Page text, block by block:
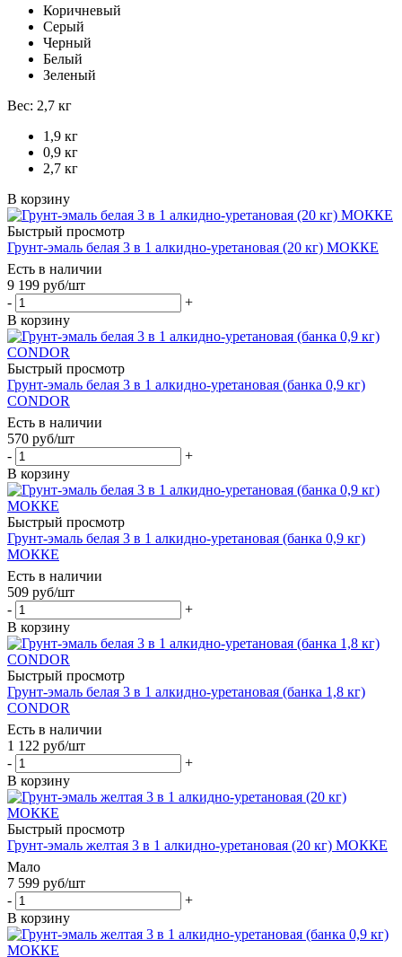
Коричневый
Серый
Черный
Белый
Зеленый
Вес: 2,7 кг
1,9 кг
0,9 кг
2,7 кг
В корзину
Быстрый просмотр
Грунт-эмаль белая 3 в 1 алкидно-уретановая (20 кг) МОККЕ
Есть в наличии
9 199 руб/шт
-
+
В корзину
Быстрый просмотр
Грунт-эмаль белая 3 в 1 алкидно-уретановая (банка 0,9 кг)
CONDOR
Есть в наличии
570 руб/шт
-
+
В корзину
Быстрый просмотр
Грунт-эмаль белая 3 в 1 алкидно-уретановая (банка 0,9 кг)
МОККЕ
Есть в наличии
509 руб/шт
-
+
В корзину
Быстрый просмотр
Грунт-эмаль белая 3 в 1 алкидно-уретановая (банка 1,8 кг)
CONDOR
Есть в наличии
1 122 руб/шт
-
+
В корзину
Быстрый просмотр
Грунт-эмаль желтая 3 в 1 алкидно-уретановая (20 кг) МОККЕ
Мало
7 599 руб/шт
-
+
В корзину